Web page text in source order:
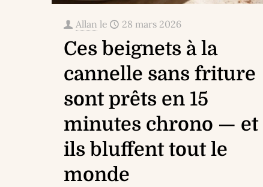
Allan le 28 mars 2026
Ces beignets à la
cannelle sans friture
sont prêts en 15
minutes chrono — et
ils bluffent tout le
monde